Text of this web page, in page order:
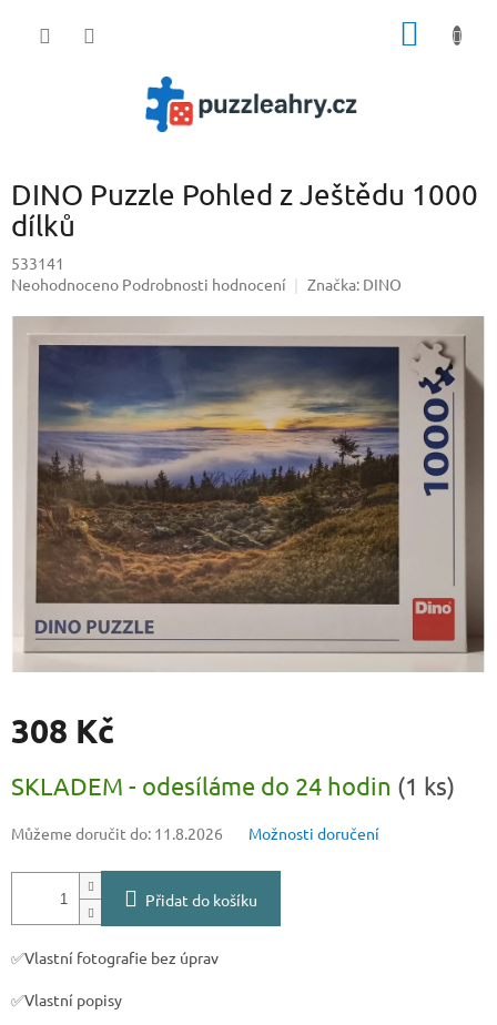
DINO Puzzle Pohled z Ještědu 1000
dílků
533141
Průměrné
hvězdiček.
Neohodnoceno Podrobnosti hodnocení Značka: DINO
308 Kč
cena:
SKLADEM - odesíláme do 24 hodin (1 ks)
Můžeme doručit do: 11.8.2026 Možnosti doručení
Přidat do košíku
✅Vlastní fotografie bez úprav
✅Vlastní popisy